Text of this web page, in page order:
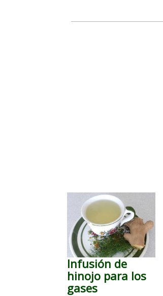
Infusión de
hinojo para los
gases